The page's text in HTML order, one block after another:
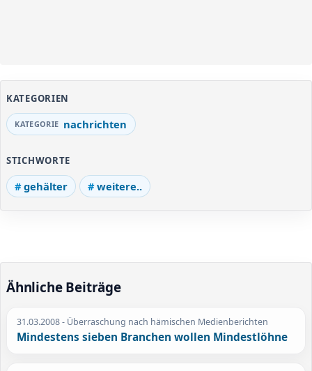
KATEGORIEN
nachrichten
STICHWORTE
gehälter weitere..
Ähnliche Beiträge
31.03.2008- Überraschung nach hämischen Medienberichten
Mindestens sieben Branchen wollen Mindestlöhne